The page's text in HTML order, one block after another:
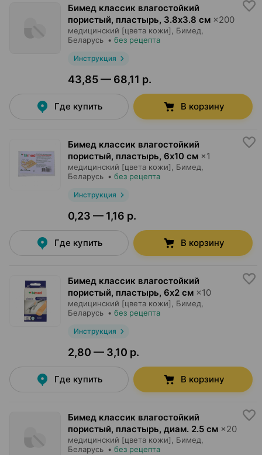
Бимед классик влагостойкий
пористый, пластырь, 3.8х3.8 см ×200
медицинский [цвета кожи], Бимед,
Беларусь • без рецепта
Инструкция
43,85 — 68,11 р.
Где купить В корзину
Бимед классик влагостойкий
пористый, пластырь, 6х10 см ×1
медицинский [цвета кожи], Бимед,
Беларусь • без рецепта
Инструкция
0,23 — 1,16 р.
Где купить В корзину
Бимед классик влагостойкий
пористый, пластырь, 6х2 см ×10
медицинский [цвета кожи], Бимед,
Беларусь • без рецепта
Инструкция
2,80 — 3,10 р.
Где купить В корзину
Бимед классик влагостойкий
пористый, пластырь, диам. 2.5 см ×20
медицинский [цвета кожи], Бимед,
Беларусь • без рецепта